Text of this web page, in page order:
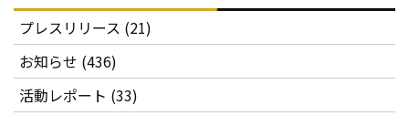
プレスリリース (21)
お知らせ (436)
活動レポート (33)